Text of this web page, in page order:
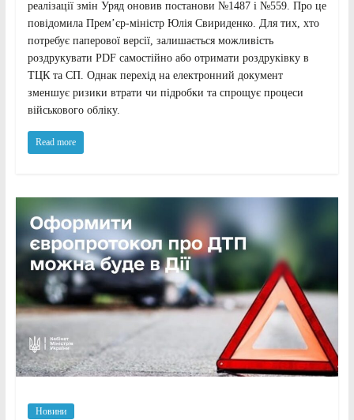
реалізації змін Уряд оновив постанови №1487 і №559. Про це
повідомила Прем’єр-міністр Юлія Свириденко. Для тих, хто
потребує паперової версії, залишається можливість
роздрукувати PDF самостійно або отримати роздруківку в
ТЦК та СП. Однак перехід на електронний документ
зменшує ризики втрати чи підробки та спрощує процеси
військового обліку.
Read more
Новини